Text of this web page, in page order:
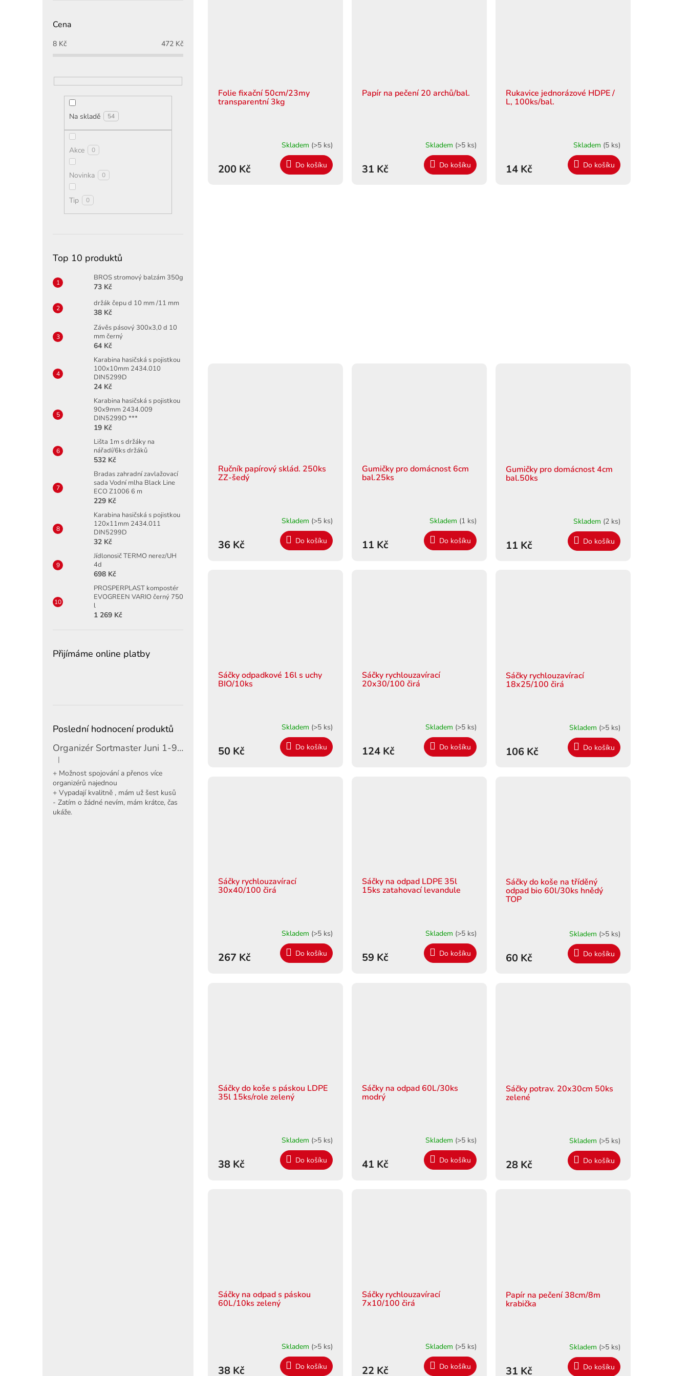
Cena
8 Kč 472 Kč
Na skladě 54
Akce 0
Novinka 0
Tip 0
Top 10 produktů
BROS stromový balzám 350g
73 Kč
držák čepu d 10 mm /11 mm
38 Kč
Závěs pásový 300x3,0 d 10
mm černý
64 Kč
Karabina hasičská s pojistkou
100x10mm 2434.010
DIN5299D
24 Kč
Karabina hasičská s pojistkou
90x9mm 2434.009
DIN5299D ***
19 Kč
Lišta 1m s držáky na
nářadí/6ks držáků
532 Kč
Bradas zahradní zavlažovací
sada Vodní mlha Black Line
ECO Z1006 6 m
229 Kč
Karabina hasičská s pojistkou
120x11mm 2434.011
DIN5299D
32 Kč
Jídlonosič TERMO nerez/UH
4d
698 Kč
PROSPERPLAST kompostér
EVOGREEN VARIO černý 750
l
1 269 Kč
Přijímáme online platby
Poslední hodnocení produktů
Organizér Sortmaster Juni 1-97-483
Hodnocení produktu je 5 z 5 hvězdiček.
|
+ Možnost spojování a přenos více
organizérů najednou
+ Vypadají kvalitně , mám už šest kusů
- Zatím o žádné nevím, mám krátce, čas
ukáže.
Folie fixační 50cm/23my
transparentní 3kg
Skladem (>5 ks)
200 Kč Do košíku
Papír na pečení 20 archů/bal.
Skladem (>5 ks)
31 Kč Do košíku
Rukavice jednorázové HDPE /
L, 100ks/bal.
Skladem (5 ks)
14 Kč Do košíku
Ručník papírový sklád. 250ks
ZZ-šedý
Skladem (>5 ks)
36 Kč Do košíku
Gumičky pro domácnost 6cm
bal.25ks
Skladem (1 ks)
11 Kč Do košíku
Gumičky pro domácnost 4cm
bal.50ks
Skladem (2 ks)
11 Kč Do košíku
Sáčky odpadkové 16l s uchy
BIO/10ks
Skladem (>5 ks)
50 Kč Do košíku
Sáčky rychlouzavírací
20x30/100 čirá
Skladem (>5 ks)
124 Kč Do košíku
Sáčky rychlouzavírací
18x25/100 čirá
Skladem (>5 ks)
106 Kč Do košíku
Sáčky rychlouzavírací
30x40/100 čirá
Skladem (>5 ks)
267 Kč Do košíku
Sáčky na odpad LDPE 35l
15ks zatahovací levandule
Skladem (>5 ks)
59 Kč Do košíku
Sáčky do koše na tříděný
odpad bio 60l/30ks hnědý
TOP
Skladem (>5 ks)
60 Kč Do košíku
Sáčky do koše s páskou LDPE
35l 15ks/role zelený
Skladem (>5 ks)
38 Kč Do košíku
Sáčky na odpad 60L/30ks
modrý
Skladem (>5 ks)
41 Kč Do košíku
Sáčky potrav. 20x30cm 50ks
zelené
Skladem (>5 ks)
28 Kč Do košíku
Sáčky na odpad s páskou
60L/10ks zelený
Skladem (>5 ks)
38 Kč Do košíku
Sáčky rychlouzavírací
7x10/100 čirá
Skladem (>5 ks)
22 Kč Do košíku
Papír na pečení 38cm/8m
krabička
Skladem (>5 ks)
31 Kč Do košíku